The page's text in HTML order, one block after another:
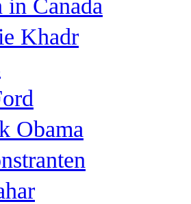
in Canada
Khadr
Obama